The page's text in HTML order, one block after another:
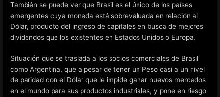
También se puede ver que Brasil es el único de los países
emergentes cuya moneda está sobrevaluada en relación al
Dólar, producto del ingreso de capitales en busca de mejores
dividendos que los existentes en Estados Unidos o Europa.
Situación que se traslada a los socios comerciales de Brasil
como Argentina, que a pesar de tener un Peso casi a un nivel
de paridad con el Dólar que le impide ganar nuevos mercados
en el mundo para sus productos industriales, y pone en riesgo